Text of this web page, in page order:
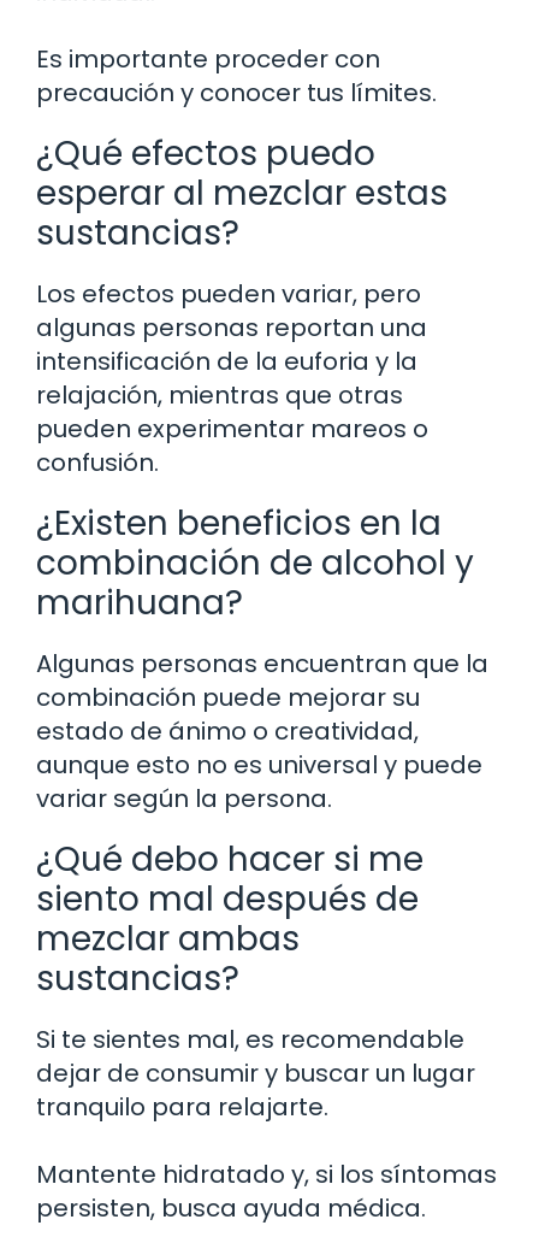
Es importante proceder con
precaución y conocer tus límites.
¿Qué efectos puedo
esperar al mezclar estas
sustancias?
Los efectos pueden variar, pero
algunas personas reportan una
intensificación de la euforia y la
relajación, mientras que otras
pueden experimentar mareos o
confusión.
¿Existen beneficios en la
combinación de alcohol y
marihuana?
Algunas personas encuentran que la
combinación puede mejorar su
estado de ánimo o creatividad,
aunque esto no es universal y puede
variar según la persona.
¿Qué debo hacer si me
siento mal después de
mezclar ambas
sustancias?
Si te sientes mal, es recomendable
dejar de consumir y buscar un lugar
tranquilo para relajarte.
Mantente hidratado y, si los síntomas
persisten, busca ayuda médica.